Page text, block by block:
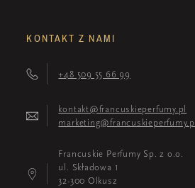
KONTAKT Z NAMI
+48 509 55 66 99
kontakt@francuskieperfumy.pl
marketing@francuskieperfumy.pl
Francuskie Perfumy Sp. z o.o.
ul. Składowa 1
32-300 Olkusz